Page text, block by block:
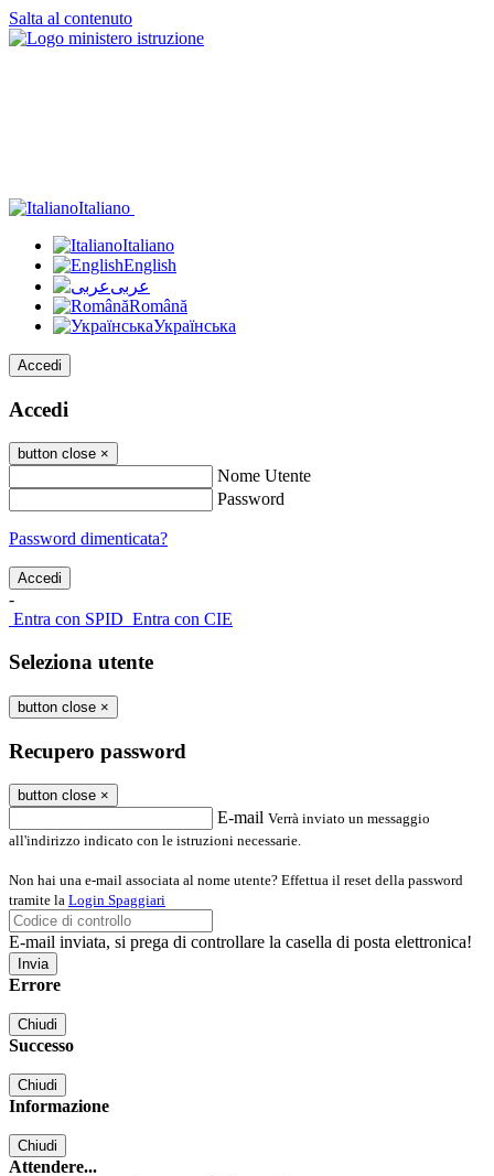
Salta al contenuto
Italiano
Italiano
English
عربى
Română
Українська
Accedi
Accedi
button close ×
Nome Utente
Password
Password dimenticata?
-
Entra con SPID Entra con CIE
Seleziona utente
button close ×
Recupero password
button close ×
E-mail Verrà inviato un messaggio
all'indirizzo indicato con le istruzioni necessarie.
Non hai una e-mail associata al nome utente? Effettua il reset della password
tramite la Login Spaggiari
E-mail inviata, si prega di controllare la casella di posta elettronica!
Errore
Chiudi
Successo
Chiudi
Informazione
Chiudi
Attendere...